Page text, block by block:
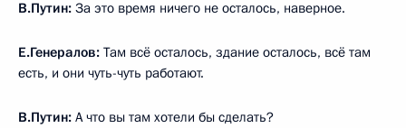
В.Путин: За это время ничего не осталось, наверное.
Е.Генералов: Там всё осталось, здание осталось, всё там
есть, и они чуть-чуть работают.
В.Путин: А что вы там хотели бы сделать?